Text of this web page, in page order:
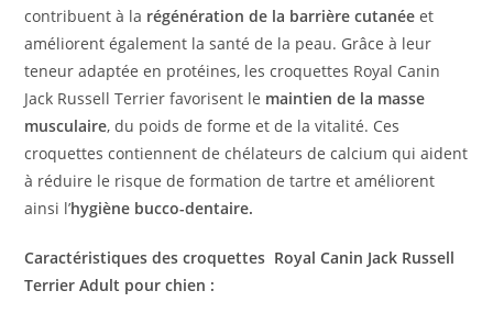
contribuent à la régénération de la barrière cutanée et
améliorent également la santé de la peau. Grâce à leur
teneur adaptée en protéines, les croquettes Royal Canin
Jack Russell Terrier favorisent le maintien de la masse
musculaire, du poids de forme et de la vitalité. Ces
croquettes contiennent de chélateurs de calcium qui aident
à réduire le risque de formation de tartre et améliorent
ainsi l’hygiène bucco-dentaire.
Caractéristiques des croquettes Royal Canin Jack Russell
Terrier Adult pour chien :